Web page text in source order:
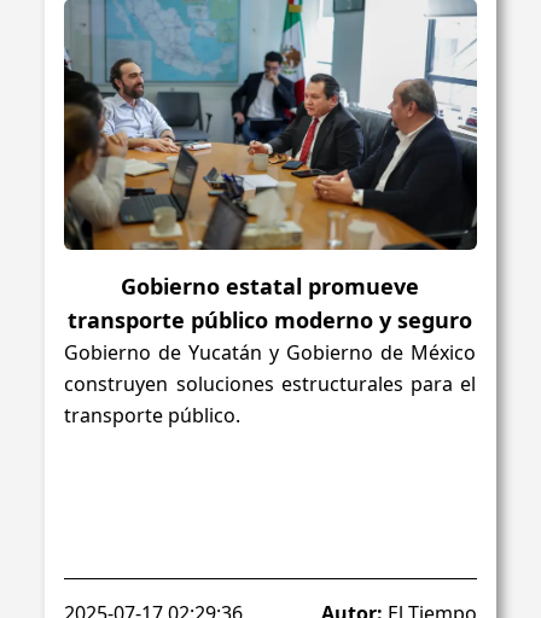
Gobierno estatal promueve
transporte público moderno y seguro
Gobierno de Yucatán y Gobierno de México
construyen soluciones estructurales para el
transporte público.